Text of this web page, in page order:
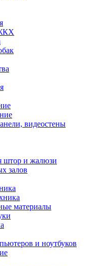
видеостены
штор и жалюзи
залов
материалы
и ноутбуков